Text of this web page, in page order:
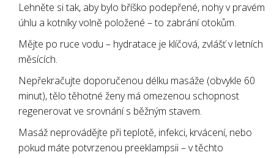
oleje bez aromaterapických složek, protože vůně, která
vám voněla v lednu, může být v červenci nesnesitelně silná.
Lehněte si tak, aby bylo bříško podepřené, nohy v pravém
úhlu a kotníky volně položené – to zabrání otokům.
Mějte po ruce vodu – hydratace je klíčová, zvlášť v letních
měsících.
Nepřekračujte doporučenou délku masáže (obvykle 60
minut), tělo těhotné ženy má omezenou schopnost
regenerovat ve srovnání s běžným stavem.
Masáž neprovádějte při teplotě, infekci, krvácení, nebo
pokud máte potvrzenou preeklampsii – v těchto